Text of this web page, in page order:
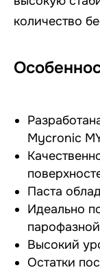
количество
Mycronic
Паста
Идеально
Высокий
Остатки